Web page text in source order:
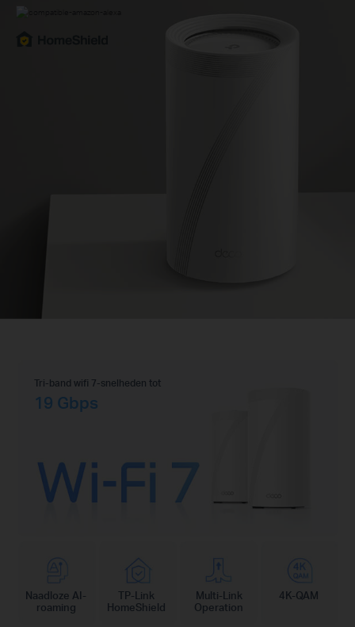
Tri-band wifi 7-snelheden tot
19 Gbps
Naadloze AI-
roaming
TP-Link
HomeShield
Multi-Link
Operation
4K-QAM